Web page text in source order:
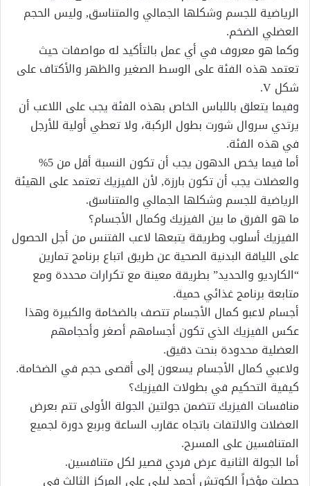
الرياضية للجسم وشكلها الجمالي والمتناسق, وليس الحجم
العضلي الضخم.
وكما هو معروف في أي عمل بالتأكيد له مواصفات حيث
تعتمد هذه الفئة على الوسط الصغير والظهر والأكتاف على
شكل V.
وفيما يتعلق باللباس الخاص بهذه الفئة يجب على اللاعب أن
يرتدي سروال شورت بطول الركبة، ولا تعطي أولية للأرجل
في هذه الفئة.
أما فيما يخص الدهون يجب أن تكون النسبة أقل من 5%
والعضلات يجب أن تكون بارزة, لأن الفيزيك تعتمد على الهيئة
الرياضية للجسم وشكلها الجمالي والمتناسق.
ما هو الفرق ما بين الفيزيك وكمال الأجسام؟
الفيزيك أسلوب وطريقة يتبعها لاعب الفتنس من أجل الحصول
على اللياقة البدنية الصحية عن طريق اتباع برنامج تمارين
“الكارديو والحديد” بطريقة معينة مع تكرارات محددة ومع
متابعة برنامج غذائي حمية.
أجسام لاعبو كمال الأجسام تتصف بالضخامة والكبيرة وهذا
عكس الفيزيك الذي تكون أجسامهم أصغر وأحجامهم
العضلية محدودة بنحت دقيق.
ولاعبي كمال الأجسام يسعون إلى أقصى حجم في الضخامة.
كيفية التحكيم في بطولات الفيزيك؟
منافسات الفيزيك تتضمن جولتين الجولة الأولى تتم بعرض
العضلات والالتفات باتجاه عقارب الساعة وبربع دورة لجميع
المتنافسين على المسرح.
أما الجولة الثانية عرض فردي قصير لكل متنافسين.
حصلت مؤخراً الكوتش أحمد ليلى على المركز الثالث في